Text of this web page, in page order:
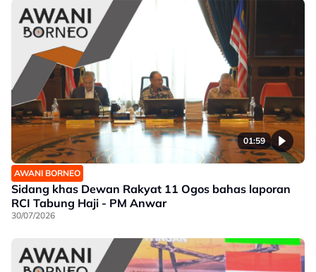
01:59
AWANI BORNEO
Sidang khas Dewan Rakyat 11 Ogos bahas laporan
RCI Tabung Haji - PM Anwar
30/07/2026